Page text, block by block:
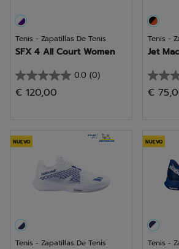
Tenis - Zapatillas De Tenis
SFX 4 All Court Women
0.0 (0)
0.0
de
€ 120,00
Tenis -
Jet
0.0
de
€
NUEVO
Tenis - Zapatillas De Tenis
NUEVO
Tenis -